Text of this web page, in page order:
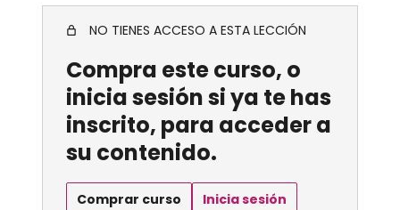
NO TIENES ACCESO A ESTA LECCIÓN
Compra este curso, o
inicia sesión si ya te has
inscrito, para acceder a
su contenido.
Comprar curso Inicia sesión